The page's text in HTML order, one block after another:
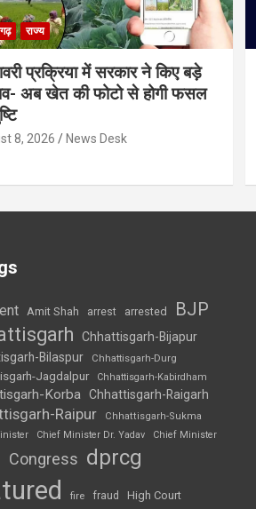
राज्य
प्रक्रिया में सरकार ने किए बड़े
अब खेत की फोटो से होगी फसल
8, 2026 News Desk
Amit Shah arrest arrested BJP
Chhattisgarh-Bijapur
Bilaspur
Chhattisgarh-Durg
Jagdalpur Chhattisgarh-Kabirdham
Korba Chhattisgarh-Raigarh
Raipur
Chhattisgarh-Sukma
Chief Minister Dr. Yadav Chief Minister
Congress dprcg
fire fraud High Court